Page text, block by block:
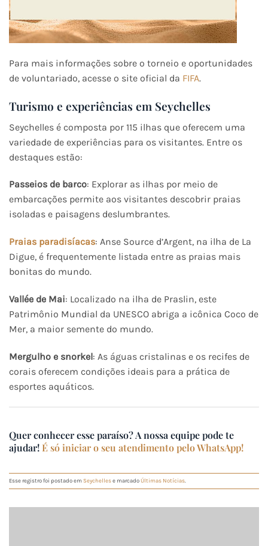
Para mais informações sobre o torneio e oportunidades
de voluntariado, acesse o site oficial da FIFA.​
Turismo e experiências em Seychelles
Seychelles é composta por 115 ilhas que oferecem uma
variedade de experiências para os visitantes. Entre os
destaques estão:
Passeios de barco: Explorar as ilhas por meio de
embarcações permite aos visitantes descobrir praias
isoladas e paisagens deslumbrantes.​
Praias paradisíacas: Anse Source d’Argent, na ilha de La
Digue, é frequentemente listada entre as praias mais
bonitas do mundo.​
Vallée de Mai: Localizado na ilha de Praslin, este
Patrimônio Mundial da UNESCO abriga a icônica Coco de
Mer, a maior semente do mundo.​
Mergulho e snorkel: As águas cristalinas e os recifes de
corais oferecem condições ideais para a prática de
esportes aquáticos.​
Quer conhecer esse paraíso? A nossa equipe pode te
ajudar!É só iniciar o seu atendimento pelo WhatsApp!
Esse registro foi postado emSeychellese marcadoÚltimas Notícias.